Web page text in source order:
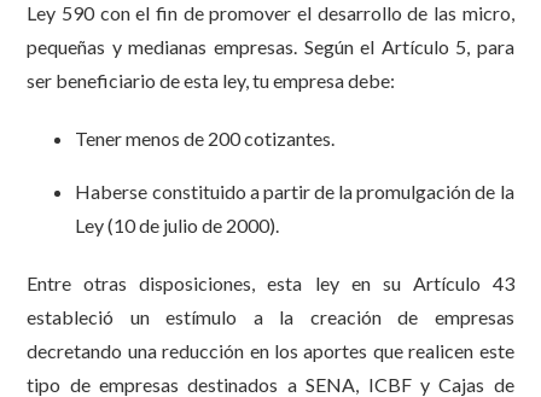
Ley 590 con el fin de promover el desarrollo de las micro,
pequeñas y medianas empresas. Según el Artículo 5, para
ser beneficiario de esta ley, tu empresa debe:
Tener menos de 200 cotizantes.
Haberse constituido a partir de la promulgación de la
Ley (10 de julio de 2000).
Entre otras disposiciones, esta ley en su Artículo 43
estableció un estímulo a la creación de empresas
decretando una reducción en los aportes que realicen este
tipo de empresas destinados a SENA, ICBF y Cajas de